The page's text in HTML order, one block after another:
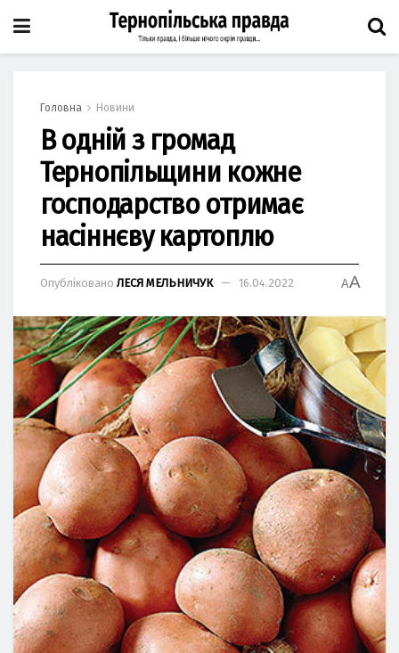
Головна Новини
В одній з громад
Тернопільщини кожне
господарство отримає
насіннєву картоплю
Опубліковано ЛЕСЯ МЕЛЬНИЧУК 16.04.2022 AA